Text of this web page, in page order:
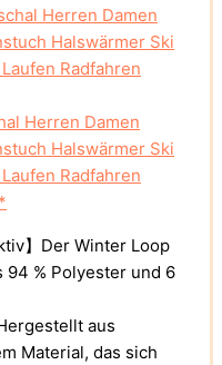
Herren Damen
Halswärmer Ski
Radfahren
】Der Winter Loop
94 % Polyester und 6
aus
Material, das sich